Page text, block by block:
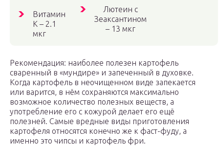
Витамин
K – 2.1
мкг
Лютеин с
Зеаксантином
– 13 мкг
Рекомендация: наиболее полезен картофель
сваренный в «мундире» и запеченный в духовке.
Когда картофель в неочищенном виде запекается
или варится, в нём сохраняются максимально
возможное количество полезных веществ, а
употребление его с кожурой делает его ещё
полезней. Самые вредные виды приготовления
картофеля относятся конечно же к фаст-фуду, а
именно это чипсы и картофель фри.